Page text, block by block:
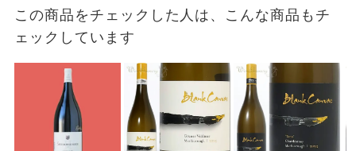
この商品をチェックした人は、こんな商品もチ
ェックしています